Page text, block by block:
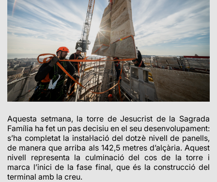
Aquesta setmana, la torre de Jesucrist de la Sagrada
Família ha fet un pas decisiu en el seu desenvolupament:
s’ha completat la instal·lació del dotzè nivell de panells,
de manera que arriba als 142,5 metres d’alçària. Aquest
nivell representa la culminació del cos de la torre i
marca l’inici de la fase final, que és la construcció del
terminal amb la creu.